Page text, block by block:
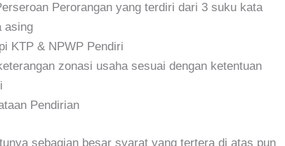
Perorangan yang terdiri dari 3 suku kata
asing
KTP & NPWP Pendiri
zonasi usaha sesuai dengan ketentuan
Pendirian
sebagian besar syarat yang tertera di atas pun